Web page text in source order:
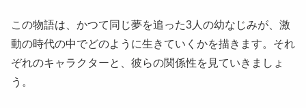
この物語は、かつて同じ夢を追った3人の幼なじみが、激
動の時代の中でどのように生きていくかを描きます。それ
ぞれのキャラクターと、彼らの関係性を見ていきましょ
う。